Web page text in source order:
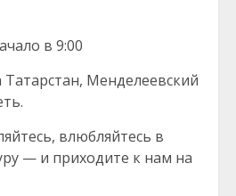
в 9:00
Татарстан, Менделеевский
влюбляйтесь в
— и приходите к нам на